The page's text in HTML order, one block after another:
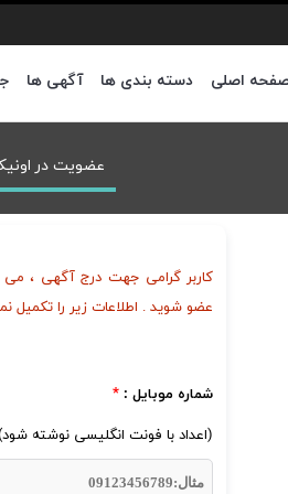
اصلی دسته بندی ها آگهی ها
عضویت در
کاربر گرامی جهت درج آگهی ، می
عضو شوید . اطلاعات زیر را تکمیل
شماره موبایل : *
(اعداد با فونت انگلیسی نوشته